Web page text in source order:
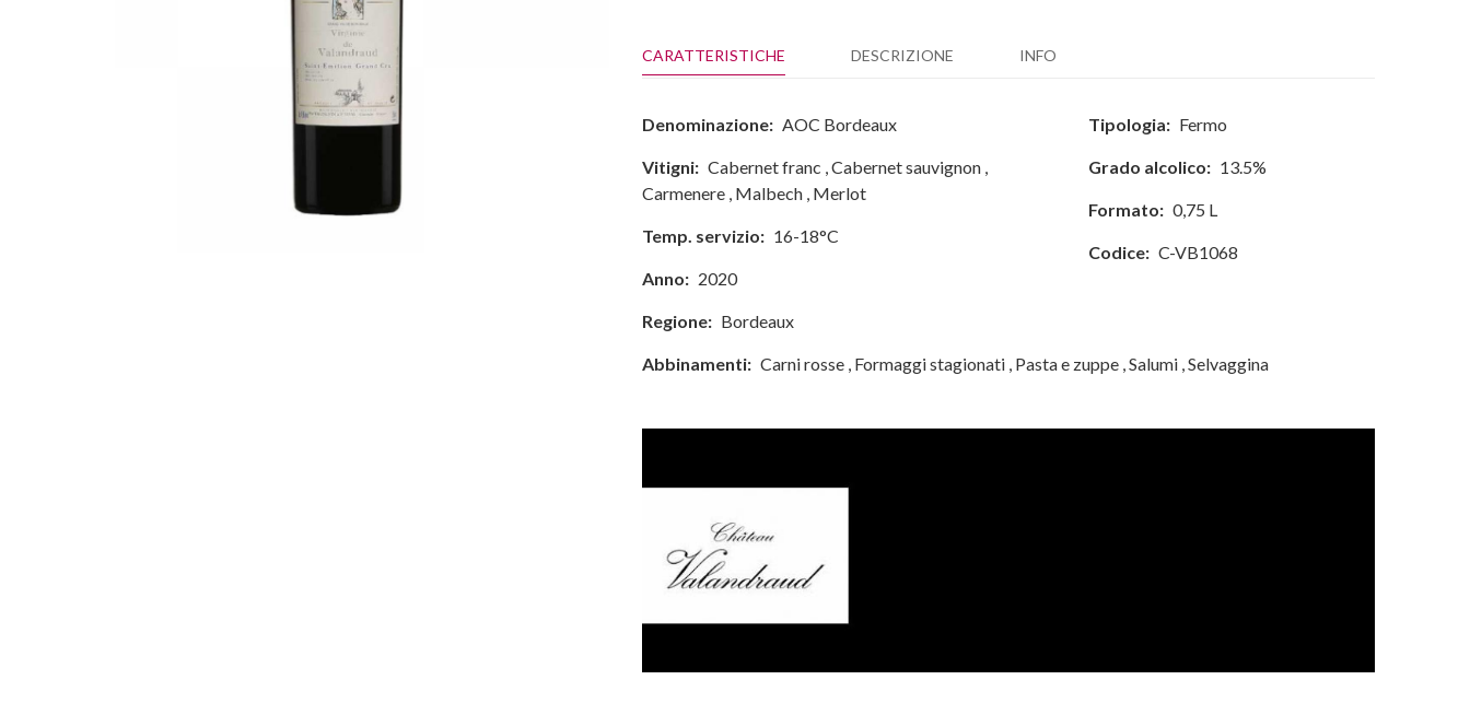
CARATTERISTICHE DESCRIZIONE INFO
Denominazione: AOC Bordeaux
Vitigni: Cabernet franc ,Cabernet sauvignon ,
Carmenere , Malbech , Merlot
Temp. servizio: 16-18°C
Anno: 2020
Regione: Bordeaux
Tipologia: Fermo
Grado alcolico: 13.5%
Formato: 0,75 L
Codice: C-VB1068
Abbinamenti: Carni rosse , Formaggi stagionati , Pasta e zuppe ,Salumi ,Selvaggina